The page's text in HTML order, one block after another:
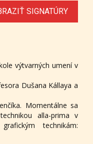
SIGNATÚRY
výtvarných umení v
Dušana Kállaya a
Momentálne sa
alla-prima v
technikám: